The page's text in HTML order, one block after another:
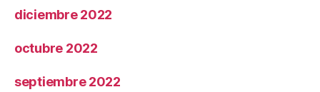
diciembre 2022
octubre 2022
septiembre 2022